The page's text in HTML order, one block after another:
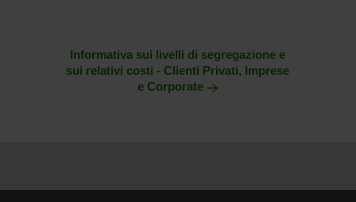
Informativa sui livelli di segregazione e
sui relativi costi - Clienti Privati, Imprese
e Corporate